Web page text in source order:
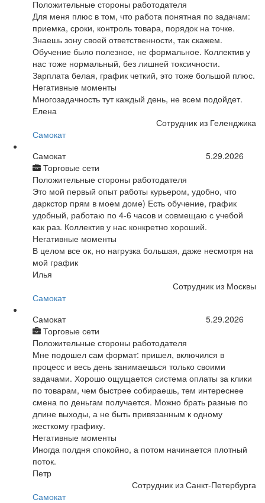
Положительные стороны работодателя
Для меня плюс в том, что работа понятная по задачам:
приемка, сроки, контроль товара, порядок на точке.
Знаешь зону своей ответственности, так скажем.
Обучение было полезное, не формальное. Коллектив у
нас тоже нормальный, без лишней токсичности.
Зарплата белая, график четкий, это тоже большой плюс.
Негативные моменты
Многозадачность тут каждый день, не всем подойдет.
Елена
Сотрудник из Геленджика
Самокат
Самокат
Торговые сети
5.29.2026
Положительные стороны работодателя
Это мой первый опыт работы курьером, удобно, что
даркстор прям в моем доме) Есть обучение, график
удобный, работаю по 4-6 часов и совмещаю с учебой
как раз. Коллектив у нас конкретно хороший.
Негативные моменты
В целом все ок, но нагрузка большая, даже несмотря на
мой график
Илья
Сотрудник из Москвы
Самокат
Самокат
Торговые сети
5.29.2026
Положительные стороны работодателя
Мне подошел сам формат: пришел, включился в
процесс и весь день занимаешься только своими
задачами. Хорошо ощущается система оплаты за клики
по товарам, чем быстрее собираешь, тем интереснее
смена по деньгам получается. Можно брать разные по
длине выходы, а не быть привязанным к одному
жесткому графику.
Негативные моменты
Иногда полдня спокойно, а потом начинается плотный
поток.
Петр
Сотрудник из Санкт-Петербурга
Самокат